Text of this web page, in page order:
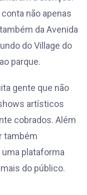
não apenas
da Avenida
do Village do
parque.
gente que não
artísticos
cobrados. Além
também
plataforma
do público.